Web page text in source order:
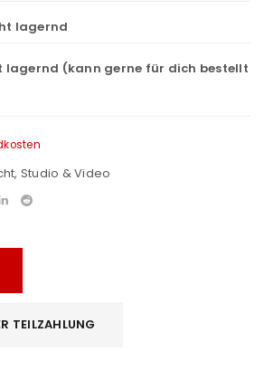
lagernd
lagernd (kann gerne für dich bestellt
, Studio & Video
TEILZAHLUNG